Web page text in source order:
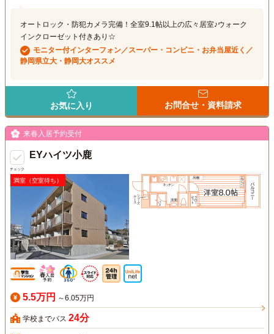
オートロック・防犯カメラ完備！全室9.1帖以上の広々居室♪ウォーク
インクローゼット付きあり☆
モニター付インターフォン／スーパー・コンビニ・お弁当屋近く／
静岡県立大・静岡大オススメ
お気に入り お問合せ・資料請求
チェック
来春入居予約受付
EYハイツ小鹿
満室（空室待ち）
5.5万円 ～6.05万円
学校までバス 24分